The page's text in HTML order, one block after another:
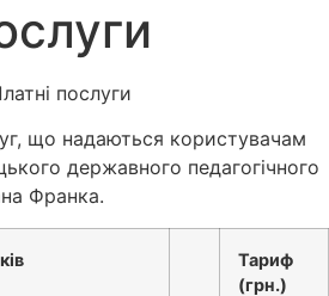
послуги
що надаються користувачам
державного педагогічного
Франка.
Тариф
(грн.)